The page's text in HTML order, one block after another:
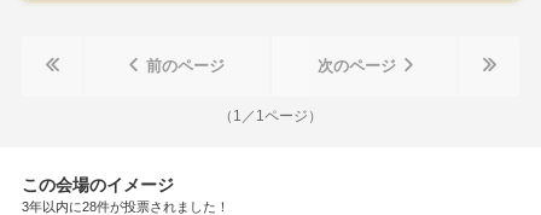
前のページ 次のページ
（ 1 ／ 1 ページ）
この会場のイメージ
3年以内に28件が投票されました！